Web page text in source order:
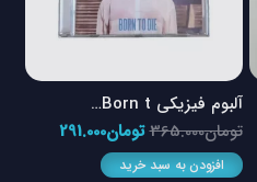
آلبوم فیزیکی Born t…
تومان365.000قیمت
اصلی
تومان291.000قیمت
افزودن به سبد خرید